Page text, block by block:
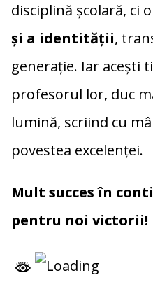
disciplină școlară, ci o
și a identității,
generație. Iar acești
profesorul lor, duc
lumină, scriind cu
povestea excelenței.
Mult succes în
pentru noi victorii!